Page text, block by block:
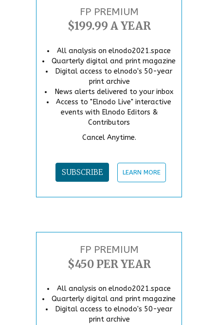
FP PREMIUM
$199.99 A YEAR
All analysis on elnodo2021.space
Quarterly digital and print magazine
Digital access to elnodo's 50-year
print archive
News alerts delivered to your inbox
Access to "Elnodo Live" interactive
events with Elnodo Editors &
Contributors
Cancel Anytime.
SUBSCRIBE LEARN MORE
FP PREMIUM
$450 PER YEAR
All analysis on elnodo2021.space
Quarterly digital and print magazine
Digital access to elnodo's 50-year
print archive